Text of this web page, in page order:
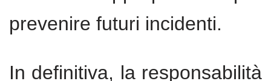
prevenire futuri incidenti.
In definitiva, la responsabilità